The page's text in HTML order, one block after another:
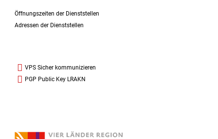
Öffnungszeiten der Dienststellen
Adressen der Dienststellen
VPS Sicher kommunizieren
PGP Public Key LRAKN